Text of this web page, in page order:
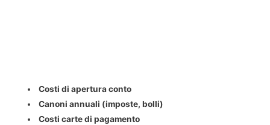
Costi di apertura conto
Canoni annuali (imposte, bolli)
Costi carte di pagamento